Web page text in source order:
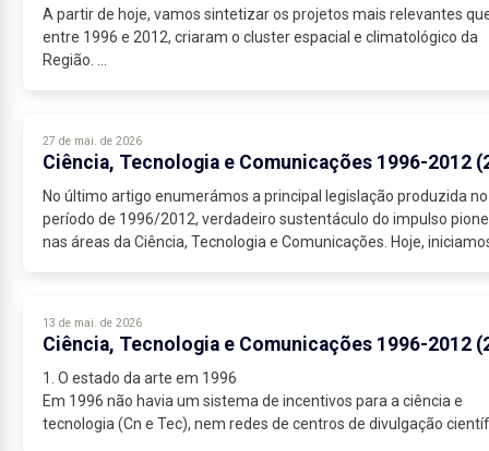
A partir de hoje, vamos sintetizar os projetos mais relevantes
entre 1996 e 2012, criaram o cluster espacial e climatológico da
Região.
27 de mai. de 2026
Ciência, Tecnologia e Comunicações 1996-2012
No último artigo enumerámos a principal legislação produzida no
período de 1996/2012, verdadeiro sustentáculo do impulso
nas áreas da Ciência, Tecnologia e Comunicações. Hoje,
13 de mai. de 2026
Ciência, Tecnologia e Comunicações 1996-2012
1. O estado da arte em 1996
Em 1996 não havia um sistema de incentivos para a ciência e
tecnologia (Cn e Tec), nem redes de centros de divulgação